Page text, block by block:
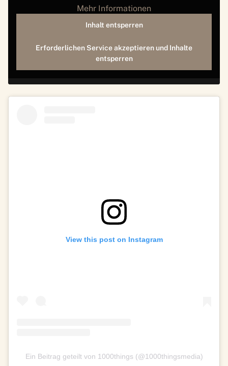
Mehr Informationen
Inhalt entsperren
Erforderlichen Service akzeptieren und Inhalte
entsperren
View this post on Instagram
Ein Beitrag geteilt von 1000things (@1000thingsmedia)